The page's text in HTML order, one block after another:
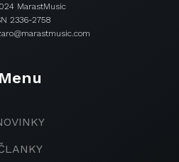
MarastMusic
2336-2758
Menu